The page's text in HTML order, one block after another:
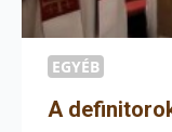
EGYÉB
A